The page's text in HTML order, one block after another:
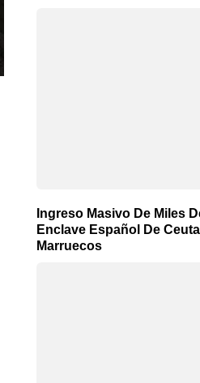
Ingreso Masivo De Miles
Enclave Español De
Marruecos